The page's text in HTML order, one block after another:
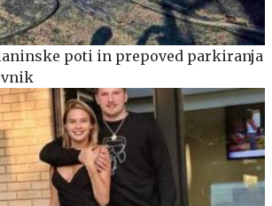
poti in prepoved parkiranja